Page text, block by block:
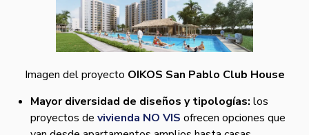
Imagen del proyecto OIKOS San Pablo Club House
Mayor diversidad de diseños y tipologías: los
proyectos de vivienda NO VIS ofrecen opciones que